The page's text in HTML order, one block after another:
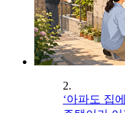
2.
‘아파도 집